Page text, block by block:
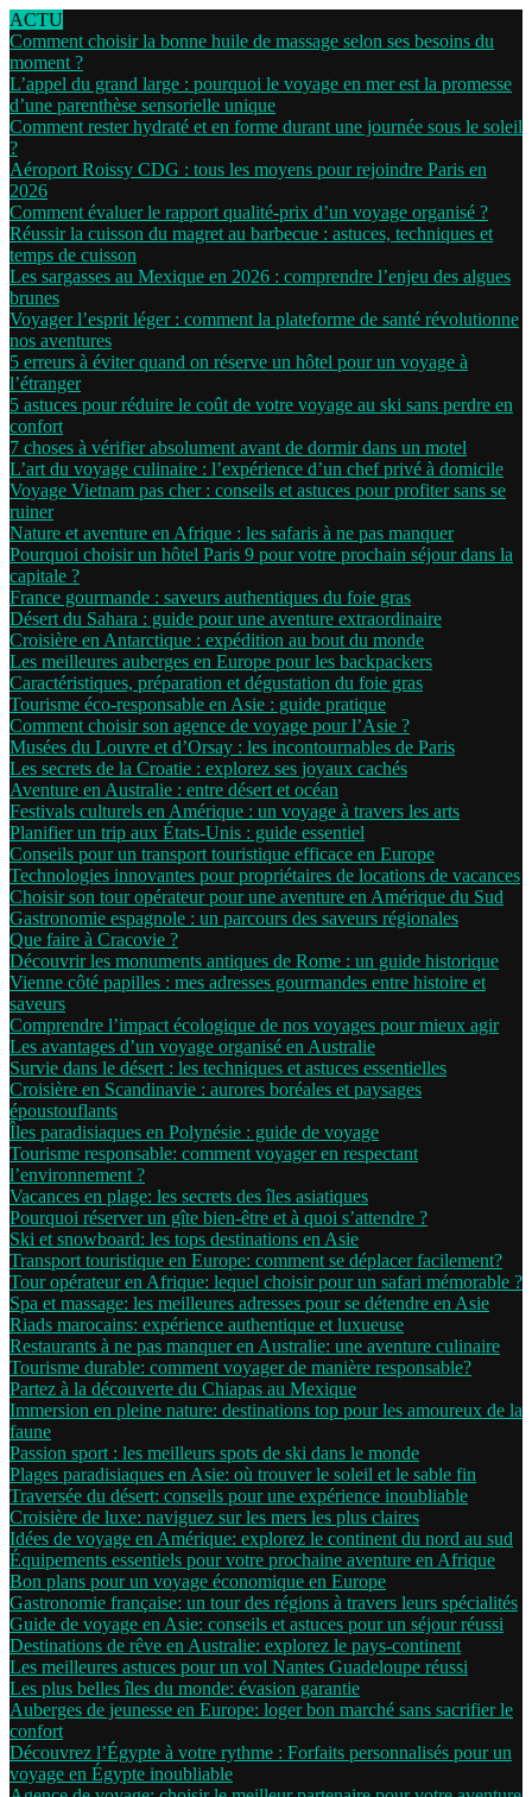
ACTU
Comment choisir la bonne huile de massage selon ses besoins du
moment ?
L’appel du grand large : pourquoi le voyage en mer est la promesse
d’une parenthèse sensorielle unique
Comment rester hydraté et en forme durant une journée sous le soleil
?
Aéroport Roissy CDG : tous les moyens pour rejoindre Paris en
2026
Comment évaluer le rapport qualité-prix d’un voyage organisé ?
Réussir la cuisson du magret au barbecue : astuces, techniques et
temps de cuisson
Les sargasses au Mexique en 2026 : comprendre l’enjeu des algues
brunes
Voyager l’esprit léger : comment la plateforme de santé révolutionne
nos aventures
5 erreurs à éviter quand on réserve un hôtel pour un voyage à
l’étranger
5 astuces pour réduire le coût de votre voyage au ski sans perdre en
confort
7 choses à vérifier absolument avant de dormir dans un motel
L’art du voyage culinaire : l’expérience d’un chef privé à domicile
Voyage Vietnam pas cher : conseils et astuces pour profiter sans se
ruiner
Nature et aventure en Afrique : les safaris à ne pas manquer
Pourquoi choisir un hôtel Paris 9 pour votre prochain séjour dans la
capitale ?
France gourmande : saveurs authentiques du foie gras
Désert du Sahara : guide pour une aventure extraordinaire
Croisière en Antarctique : expédition au bout du monde
Les meilleures auberges en Europe pour les backpackers
Caractéristiques, préparation et dégustation du foie gras
Tourisme éco-responsable en Asie : guide pratique
Comment choisir son agence de voyage pour l’Asie ?
Musées du Louvre et d’Orsay : les incontournables de Paris
Les secrets de la Croatie : explorez ses joyaux cachés
Aventure en Australie : entre désert et océan
Festivals culturels en Amérique : un voyage à travers les arts
Planifier un trip aux États-Unis : guide essentiel
Conseils pour un transport touristique efficace en Europe
Technologies innovantes pour propriétaires de locations de vacances
Choisir son tour opérateur pour une aventure en Amérique du Sud
Gastronomie espagnole : un parcours des saveurs régionales
Que faire à Cracovie ?
Découvrir les monuments antiques de Rome : un guide historique
Vienne côté papilles : mes adresses gourmandes entre histoire et
saveurs
Comprendre l’impact écologique de nos voyages pour mieux agir
Les avantages d’un voyage organisé en Australie
Survie dans le désert : les techniques et astuces essentielles
Croisière en Scandinavie : aurores boréales et paysages
époustouflants
Îles paradisiaques en Polynésie : guide de voyage
Tourisme responsable: comment voyager en respectant
l’environnement ?
Vacances en plage: les secrets des îles asiatiques
Pourquoi réserver un gîte bien-être et à quoi s’attendre ?
Ski et snowboard: les tops destinations en Asie
Transport touristique en Europe: comment se déplacer facilement?
Tour opérateur en Afrique: lequel choisir pour un safari mémorable ?
Spa et massage: les meilleures adresses pour se détendre en Asie
Riads marocains: expérience authentique et luxueuse
Restaurants à ne pas manquer en Australie: une aventure culinaire
Tourisme durable: comment voyager de manière responsable?
Partez à la découverte du Chiapas au Mexique
Immersion en pleine nature: destinations top pour les amoureux de la
faune
Passion sport : les meilleurs spots de ski dans le monde
Plages paradisiaques en Asie: où trouver le soleil et le sable fin
Traversée du désert: conseils pour une expérience inoubliable
Croisière de luxe: naviguez sur les mers les plus claires
Idées de voyage en Amérique: explorez le continent du nord au sud
Équipements essentiels pour votre prochaine aventure en Afrique
Bon plans pour un voyage économique en Europe
Gastronomie française: un tour des régions à travers leurs spécialités
Guide de voyage en Asie: conseils et astuces pour un séjour réussi
Destinations de rêve en Australie: explorez le pays-continent
Les meilleures astuces pour un vol Nantes Guadeloupe réussi
Les plus belles îles du monde: évasion garantie
Auberges de jeunesse en Europe: loger bon marché sans sacrifier le
confort
Découvrez l’Égypte à votre rythme : Forfaits personnalisés pour un
voyage en Égypte inoubliable